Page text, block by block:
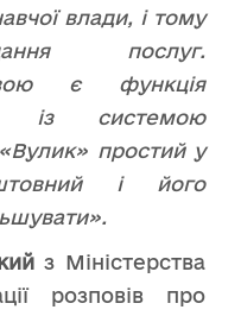
влади, і тому
послуг.
є функція
із системою
простий у
і його
з Міністерства
розповів про